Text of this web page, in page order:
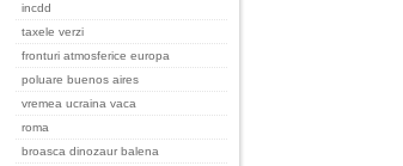
incdd
taxele verzi
fronturi atmosferice europa
poluare buenos aires
vremea ucraina vaca
roma
broasca dinozaur balena